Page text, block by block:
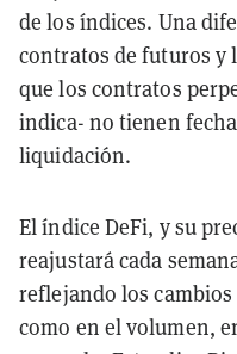
de los índices. Una
contratos de futuros y
que los contratos
indica- no tienen
liquidación.
El índice DeFi, y su
reajustará cada
reflejando los
como en el volumen,